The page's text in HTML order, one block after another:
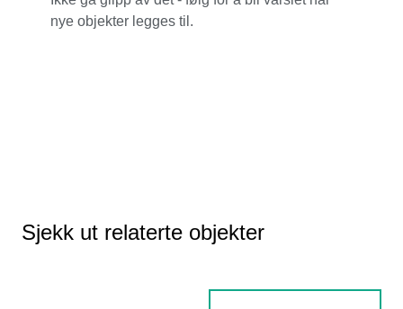
nye objekter legges til.
Sjekk ut relaterte objekter